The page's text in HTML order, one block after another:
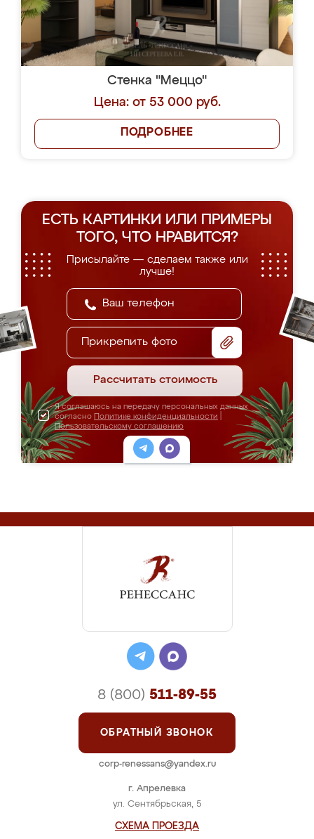
Стенка "Меццо"
Цена: от 53 000 руб.
ПОДРОБНЕЕ
ЕСТЬ КАРТИНКИ ИЛИ ПРИМЕРЫ
ТОГО, ЧТО НРАВИТСЯ?
Присылайте — сделаем также или
лучше!
Прикрепить фото
Рассчитать стоимость
Я соглашаюсь на передачу персональных данных
согласно Политике конфиденциальности
Пользовательскому соглашению
г. Апрелевка
ул. Сентябрьская, 5
СХЕМА ПРОЕЗДА
8 (800) 511-89-55
ОБРАТНЫЙ ЗВОНОК
corp-renessans@yandex.ru